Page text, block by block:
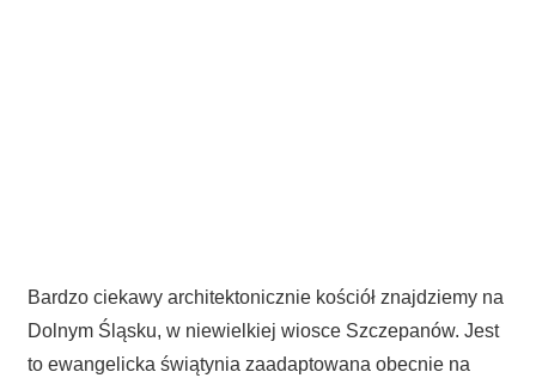
Bardzo ciekawy architektonicznie kościół znajdziemy na
Dolnym Śląsku, w niewielkiej wiosce Szczepanów. Jest
to ewangelicka świątynia zaadaptowana obecnie na